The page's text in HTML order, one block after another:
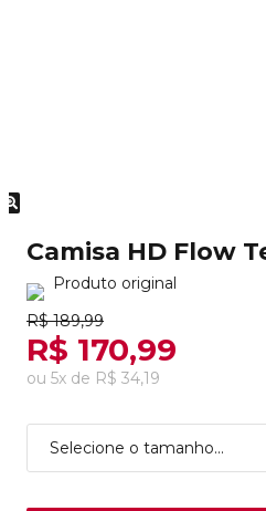
Camisa HD Flow
Produto original
R$ 189,99
R$ 170,99
ou 5x de R$ 34,19
Selecione o tamanho...